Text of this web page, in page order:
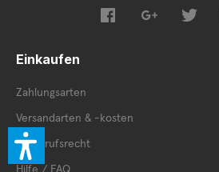
Einkaufen
Zahlungsarten
Versandarten & -kosten
Widerrufsrecht
Hilfe / FAQ